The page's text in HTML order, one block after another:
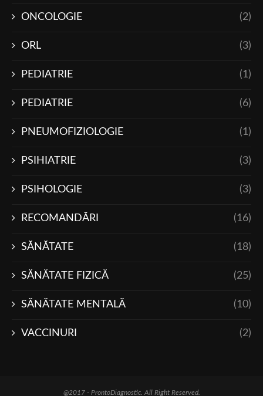
ONCOLOGIE (2)
ORL (3)
PEDIATRIE (1)
PEDIATRIE (6)
PNEUMOFIZIOLOGIE (1)
PSIHIATRIE (3)
PSIHOLOGIE (3)
RECOMANDĂRI (16)
SĂNĂTATE (18)
SĂNĂTATE FIZICĂ (25)
SĂNĂTATE MENTALĂ (10)
VACCINURI (2)
@2017 - ProntoDiagnostic. All Right Reserved.